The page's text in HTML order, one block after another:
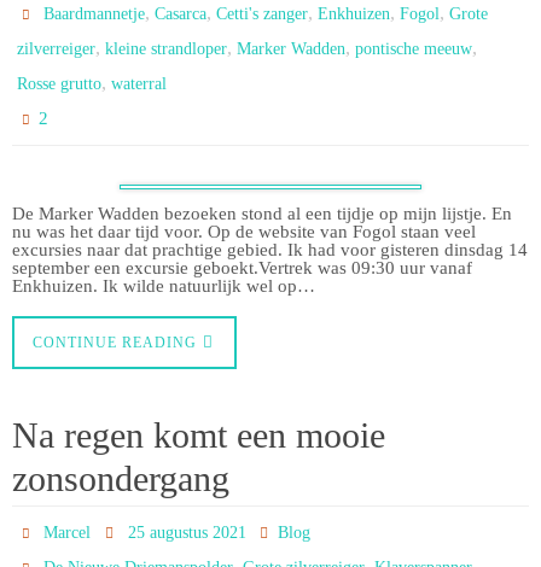
Baardmannetje,Casarca,Cetti's zanger,Enkhuizen,Fogol ,Grote
zilverreiger, kleine strandloper, Marker Wadden, pontische meeuw,
Rosse grutto, waterral
2
De Marker Wadden bezoeken stond al een tijdje op mijn lijstje. En
nu was het daar tijd voor. Op de website van Fogol staan veel
excursies naar dat prachtige gebied. Ik had voor gisteren dinsdag 14
september een excursie geboekt.Vertrek was 09:30 uur vanaf
Enkhuizen. Ik wilde natuurlijk wel op…
CONTINUE READING
Na regen komt een mooie
zonsondergang
Marcel 25 augustus 2021
Blog